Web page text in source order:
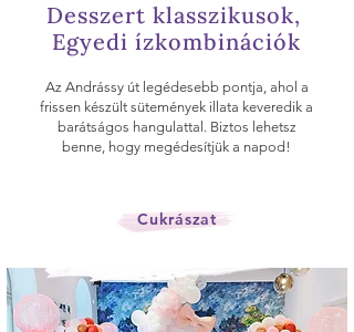
Desszert klasszikusok,
Egyedi ízkombinációk
Az Andrássy út legédesebb pontja, ahol a
frissen készült sütemények illata keveredik a
barátságos hangulattal. Biztos lehetsz
benne, hogy megédesítjük a napod!
Cukrászat